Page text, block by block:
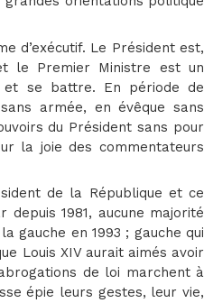
d’exécutif. Le Président est,
le Premier Ministre est un
se battre. En période de
armée, en évêque sans
du Président sans pour
la joie des commentateurs
de la République et ce
1981, aucune majorité
gauche en 1993 ; gauche qui
Louis XIV aurait aimés avoir
de loi marchent à
épie leurs gestes, leur vie,